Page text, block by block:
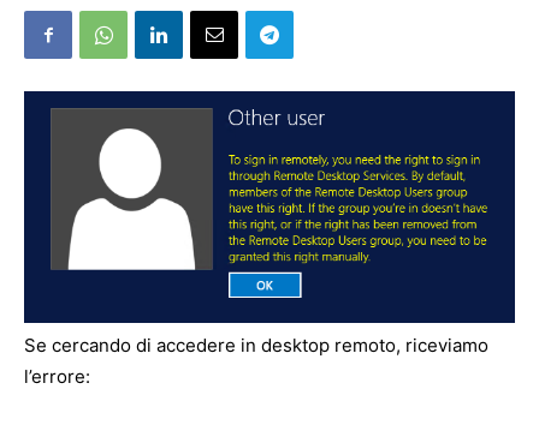
Se cercando di accedere in desktop remoto, riceviamo
l’errore: